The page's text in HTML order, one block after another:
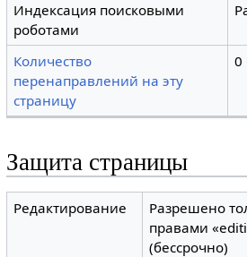
Индексация поисковыми
роботами
Количество
перенаправлений на эту
страницу
0
Защита страницы
Редактирование
Разрешено
правами
(бессрочно)